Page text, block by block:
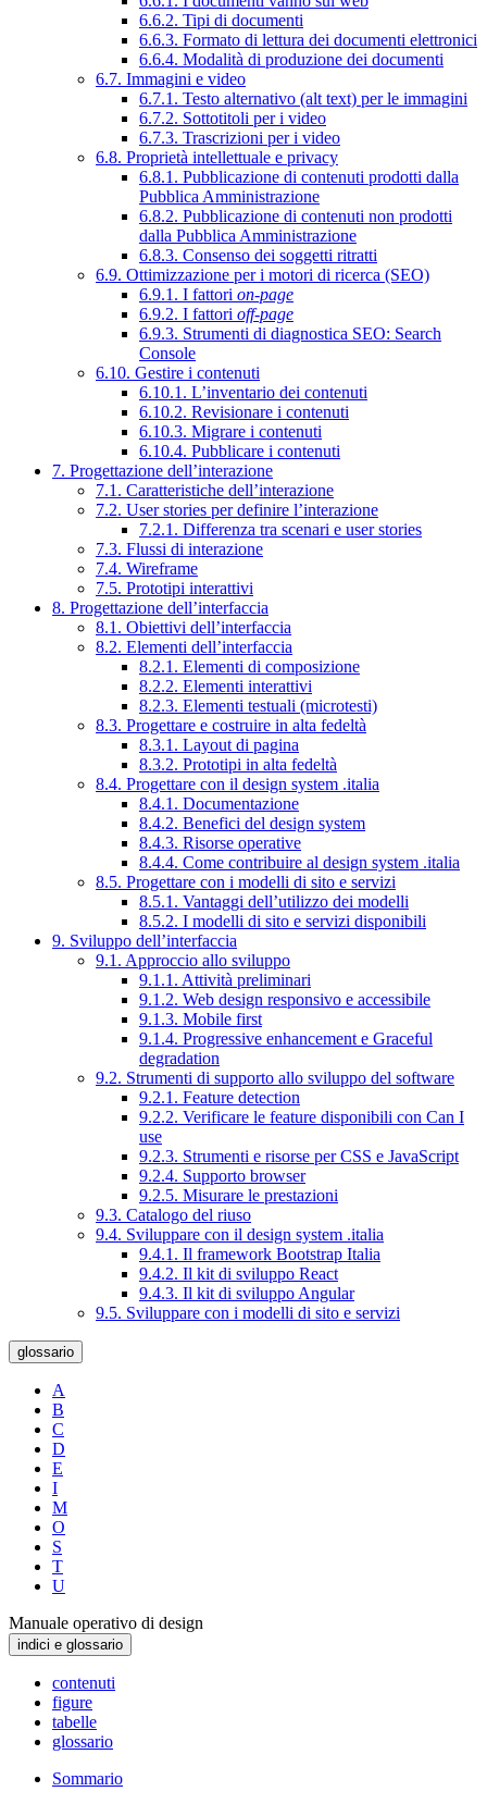
6.6.2. Tipi di documenti
6.6.3. Formato di lettura dei documenti elettronici
6.6.4. Modalità di produzione dei documenti
6.7. Immagini e video
6.7.1. Testo alternativo (alt text) per le immagini
6.7.2. Sottotitoli per i video
6.7.3. Trascrizioni per i video
6.8. Proprietà intellettuale e privacy
6.8.1. Pubblicazione di contenuti prodotti dalla
Pubblica Amministrazione
6.8.2. Pubblicazione di contenuti non prodotti
dalla Pubblica Amministrazione
6.8.3. Consenso dei soggetti ritratti
6.9. Ottimizzazione per i motori di ricerca (SEO)
6.9.1. I fattori on-page
6.9.2. I fattori off-page
6.9.3. Strumenti di diagnostica SEO: Search
Console
6.10. Gestire i contenuti
6.10.1. L’inventario dei contenuti
6.10.2. Revisionare i contenuti
6.10.3. Migrare i contenuti
6.10.4. Pubblicare i contenuti
7. Progettazione dell’interazione
7.1. Caratteristiche dell’interazione
7.2. User stories per definire l’interazione
7.2.1. Differenza tra scenari e user stories
7.3. Flussi di interazione
7.4. Wireframe
7.5. Prototipi interattivi
8. Progettazione dell’interfaccia
8.1. Obiettivi dell’interfaccia
8.2. Elementi dell’interfaccia
8.2.1. Elementi di composizione
8.2.2. Elementi interattivi
8.2.3. Elementi testuali (microtesti)
8.3. Progettare e costruire in alta fedeltà
8.3.1. Layout di pagina
8.3.2. Prototipi in alta fedeltà
8.4. Progettare con il design system .italia
8.4.1. Documentazione
8.4.2. Benefici del design system
8.4.3. Risorse operative
8.4.4. Come contribuire al design system .italia
8.5. Progettare con i modelli di sito e servizi
8.5.1. Vantaggi dell’utilizzo dei modelli
8.5.2. I modelli di sito e servizi disponibili
9. Sviluppo dell’interfaccia
9.1. Approccio allo sviluppo
9.1.1. Attività preliminari
9.1.2. Web design responsivo e accessibile
9.1.3. Mobile first
9.1.4. Progressive enhancement e Graceful
degradation
9.2. Strumenti di supporto allo sviluppo del software
9.2.1. Feature detection
9.2.2. Verificare le feature disponibili con Can I
use
9.2.3. Strumenti e risorse per CSS e JavaScript
9.2.4. Supporto browser
9.2.5. Misurare le prestazioni
9.3. Catalogo del riuso
9.4. Sviluppare con il design system .italia
9.4.1. Il framework Bootstrap Italia
9.4.2. Il kit di sviluppo React
9.4.3. Il kit di sviluppo Angular
9.5. Sviluppare con i modelli di sito e servizi
glossario
A
B
C
D
E
I
M
O
S
T
U
Manuale operativo di design
indici e glossario
contenuti
figure
tabelle
glossario
Sommario